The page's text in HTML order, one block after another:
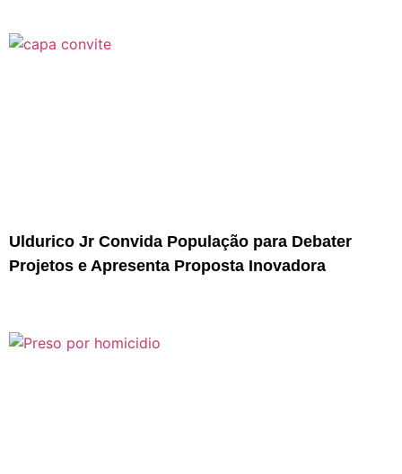
Uldurico Jr Convida População para Debater
Projetos e Apresenta Proposta Inovadora